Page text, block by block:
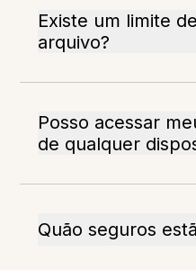
Existe um limite
arquivo?
Posso acessar
de qualquer
Quão seguros